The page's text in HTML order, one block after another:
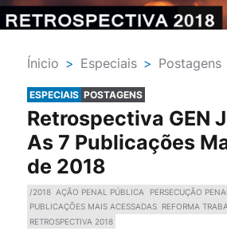
Ínicio > Especiais > Postagens
ESPECIAIS POSTAGENS
Retrospectiva GEN
As 7 Publicações
de 2018
/2018 AÇÃO PENAL PÚBLICA
PERSECUÇÃO PENAL
PUBLICAÇÕES MAIS ACESSADAS
REFORMA
RETROSPECTIVA 2018